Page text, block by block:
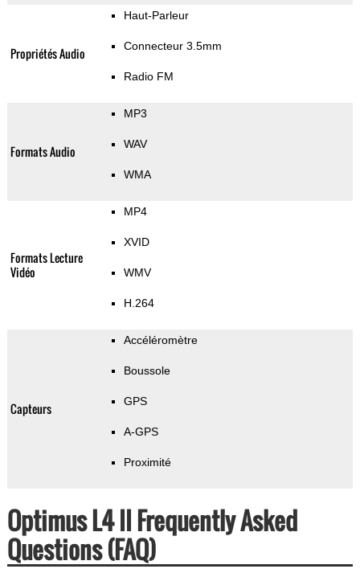
Propriétés Audio
Haut-Parleur
Connecteur 3.5mm
Radio FM
Formats Audio
MP3
WAV
WMA
Formats Lecture
Vidéo
MP4
XVID
WMV
H.264
Capteurs
Accéléromètre
Boussole
GPS
A-GPS
Proximité
Optimus L4 II Frequently Asked
Questions (FAQ)